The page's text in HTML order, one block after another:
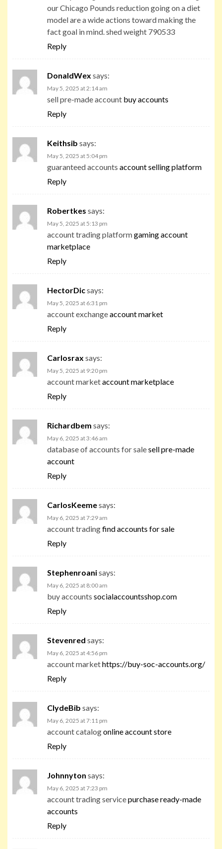
our Chicago Pounds reduction going on a diet
model are a wide actions toward making the
fact goal in mind. shed weight 790533
Reply
DonaldWex says:
May 5, 2025 at 2:14 am
sell pre-made account buy accounts
Reply
Keithsib says:
May 5, 2025 at 5:04 pm
guaranteed accounts account selling platform
Reply
Robertkes says:
May 5, 2025 at 5:13 pm
account trading platformgaming account
marketplace
Reply
HectorDicsays:
May 5, 2025 at 6:31 pm
account exchangeaccount market
Reply
Carlosrax says:
May 5, 2025 at 9:20 pm
account marketaccount marketplace
Reply
Richardbem says:
May 6, 2025 at 3:46 am
database of accounts for salesell pre-made
account
Reply
CarlosKeemesays:
May 6, 2025 at 7:29 am
account tradingfind accounts for sale
Reply
Stephenroanisays:
May 6, 2025 at 8:00 am
buy accounts socialaccountsshop.com
Reply
Stevenred says:
May 6, 2025 at 4:56 pm
account markethttps://buy-soc-accounts.org/
Reply
ClydeBib says:
May 6, 2025 at 7:11 pm
account catalogonline account store
Reply
Johnnyton says:
May 6, 2025 at 7:23 pm
account trading servicepurchase ready-made
accounts
Reply